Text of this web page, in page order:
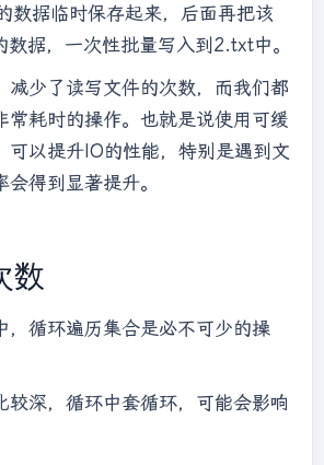
bis =
new
[] buffer = new byte[1024];
len;
((len = bis.read(buffer))
if (bos != null) {
数据临时保存起来，后面再把该
据，一次性批量写入到2.txt中。
减少了读写文件的次数，而我们都
常耗时的操作。也就是说使用可缓
可以提升IO的性能，特别是遇到文
得到显著提升。
数
，循环遍历集合是必不可少的操
较深，循环中套循环，可能会影响